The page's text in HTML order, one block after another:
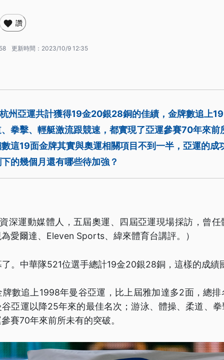
讚
更新時間： 2023/10/9 12:35
州亞運共計獲得19金20銀28銅的佳績，金牌數追上
拳擊、輕艇激流跟競速，都實現了亞運參賽70年來前
這19面金牌其實與奧運相關項目不到一半，亞運的成
的幾個月還有哪些待加強？
深運動媒體人，五屆奧運、四屆亞運現場採訪，曾
愛爾達、Eleven Sports、緯來體育台講評。）
。中華隊521位選手總計19金20銀28銅，這樣的成績
數追上1998年曼谷亞運，比上屆雅加達多2面，總
亞運以降25年來的最佳名次；游泳、體操、柔道、
賽70年來前所未有的突破。